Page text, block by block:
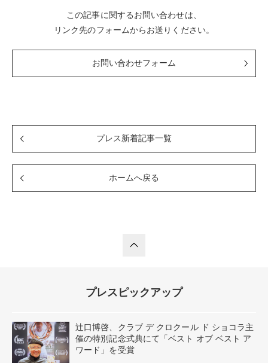
この記事に関するお問い合わせは、
リンク先のフォームからお送りください。
お問い合わせフォーム
プレス新着記事一覧
ホームへ戻る
プレスピックアップ
辻口博啓、クラブ デ クロクール ド ショコラ主
催の特別記念式典にて「ベスト オブ ベスト ア
ワード」を受賞